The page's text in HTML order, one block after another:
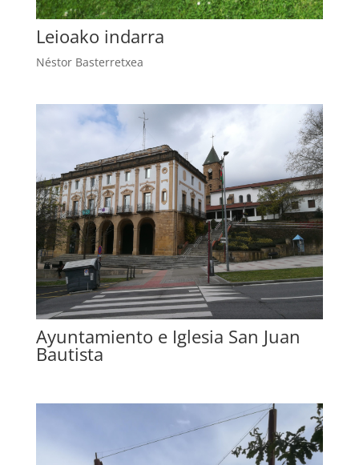
Leioako indarra
Néstor Basterretxea
Ayuntamiento e Iglesia San Juan
Bautista